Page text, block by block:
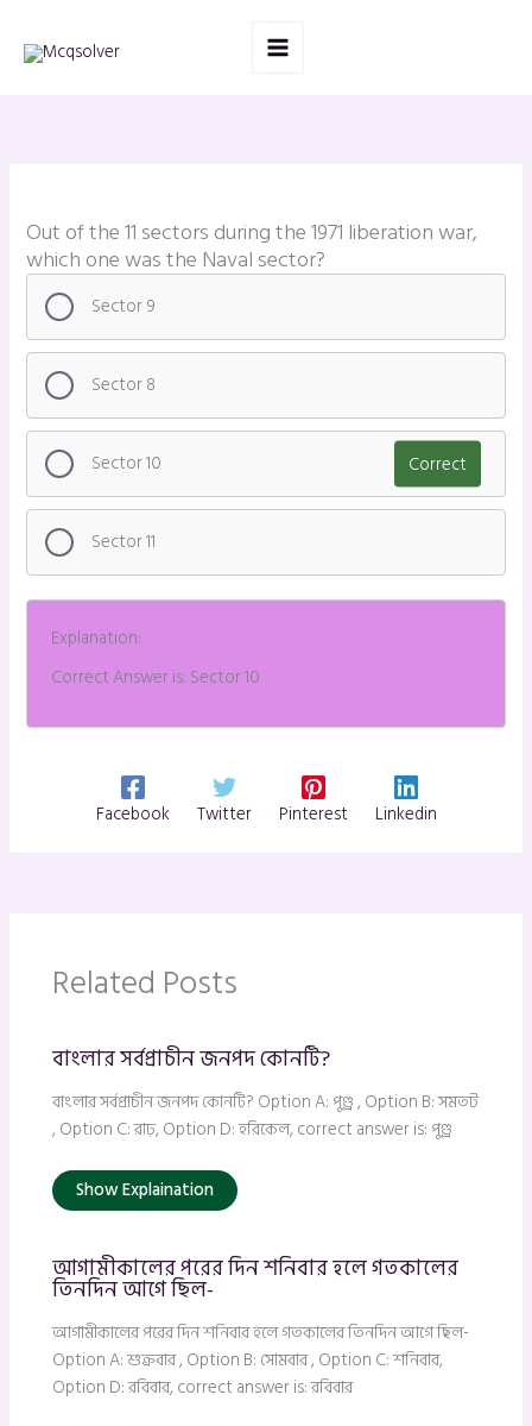
content
Out of the 11 sectors during the 1971 liberation war,
which one was the Naval sector?
Sector 9
Sector 8
Sector 10 Correct
Sector 11
Explanation:
Correct Answer is: Sector 10
Facebook Twitter Pinterest Linkedin
Related Posts
বাংলার সর্বপ্রাচীন জনপদ কোনটি?
বাংলার সর্বপ্রাচীন জনপদ কোনটি? Option A: পুণ্ড্র , Option B: সমতট
, Option C: রাঢ়, Option D: হরিকেল, correct answer is: পুণ্ড্র
Show Explaination
আগামীকালের পরের দিন শনিবার হলে গতকালের
তিনদিন আগে ছিল-
আগামীকালের পরের দিন শনিবার হলে গতকালের তিনদিন আগে ছিল-
Option A: শুক্রবার , Option B: সোমবার , Option C: শনিবার,
Option D: রবিবার, correct answer is: রবিবার